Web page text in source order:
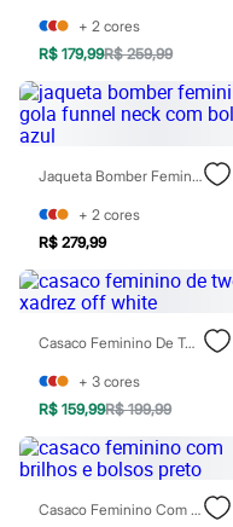
Calçados
Botas
Sapatos
Sandálias e Papetes
Tênis
Acessórios
Bermudas
Camisetas
Calças
Calçados
Regatas
Moda íntima
Cuecas
Meias
Pijamas
Moda praia
Personagens
Plus size
Blusas e Camisetas
Calças
Camisas
+ 2 cores
R$ 179,99R$ 259,99
Jaqueta Bomber Feminina Gola Funnel Neck Com Bolsos Azul
+ 2 cores
R$ 279,99
Casaco Feminino De Tweed Xadrez Off White
+ 3 cores
R$ 159,99R$ 199,99
Casaco Feminino Com Brilhos E Bolsos Preto